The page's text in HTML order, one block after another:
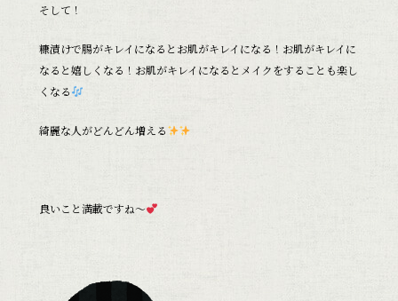
そして！
糠漬けで腸がキレイになるとお肌がキレイになる！お肌がキレイに
なると嬉しくなる！お肌がキレイになるとメイクをすることも楽し
くなる
綺麗な人がどんどん増える
良いこと満載ですね～